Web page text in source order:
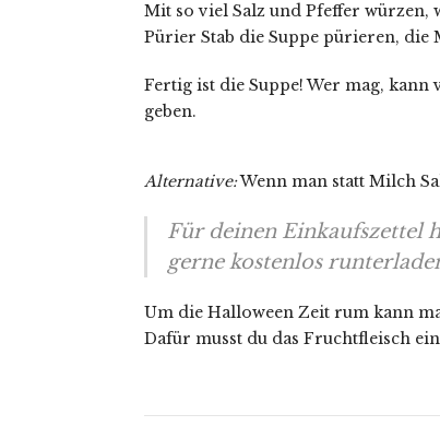
Mit so viel Salz und Pfeffer würzen,
Pürier Stab die Suppe pürieren, die
Fertig ist die Suppe! Wer mag,
geben.
Alternative:Wenn man statt Milch
Für deinen Einkaufszettel
gerne kostenlos
Um die Halloween Zeit rum kann
Dafür musst du das Fruchtfleisch